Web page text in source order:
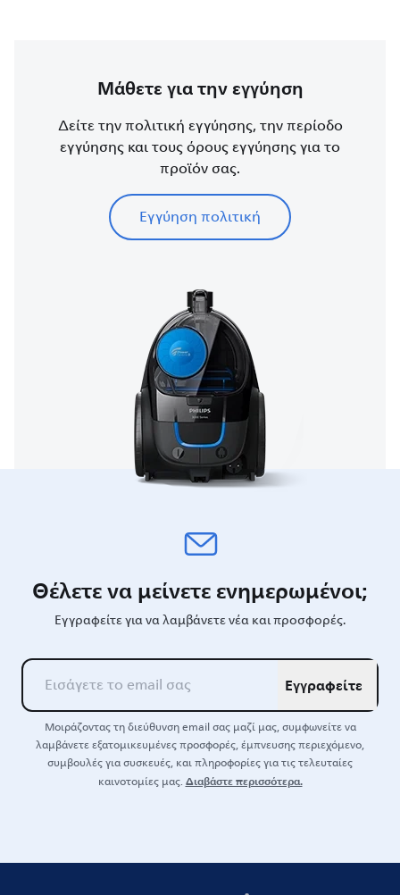
Μάθετε για την εγγύηση
Δείτε την πολιτική εγγύησης, την περίοδο
εγγύησης και τους όρους εγγύησης για το
προϊόν σας.
Εγγύηση πολιτική
Θέλετε να μείνετε ενημερωμένοι;
Εγγραφείτε για να λαμβάνετε νέα και προσφορές.
Εγγραφείτε
Μοιράζοντας τη διεύθυνση email σας μαζί μας, συμφωνείτε να
λαμβάνετε εξατομικευμένες προσφορές, έμπνευσης περιεχόμενο,
συμβουλές για συσκευές, και πληροφορίες για τις τελευταίες
καινοτομίες μας.Διαβάστε περισσότερα.